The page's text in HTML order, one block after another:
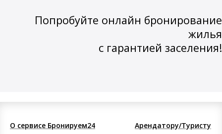
Попробуйте онлайн бронирование
жилья
с гарантией заселения!
О сервисе Бронируем24
Арендатору/Туристу